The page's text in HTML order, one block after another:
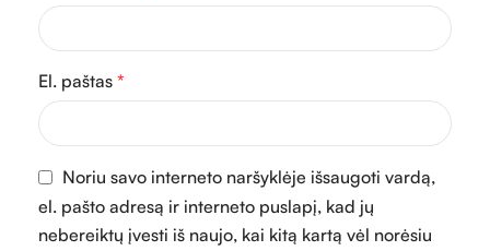
El. paštas *
Noriu savo interneto naršyklėje išsaugoti vardą,
el. pašto adresą ir interneto puslapį, kad jų
nebereiktų įvesti iš naujo, kai kitą kartą vėl norėsiu